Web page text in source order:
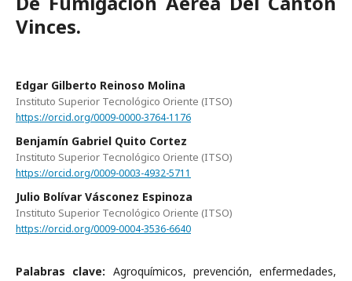
Vinces.
Edgar Gilberto Reinoso Molina
Instituto Superior Tecnológico Oriente (ITSO)
https://orcid.org/0009-0000-3764-1176
Benjamín Gabriel Quito Cortez
Instituto Superior Tecnológico Oriente (ITSO)
https://orcid.org/0009-0003-4932-5711
Julio Bolívar Vásconez Espinoza
Instituto Superior Tecnológico Oriente (ITSO)
https://orcid.org/0009-0004-3536-6640
Palabras clave: Agroquímicos, prevención, enfermedades,